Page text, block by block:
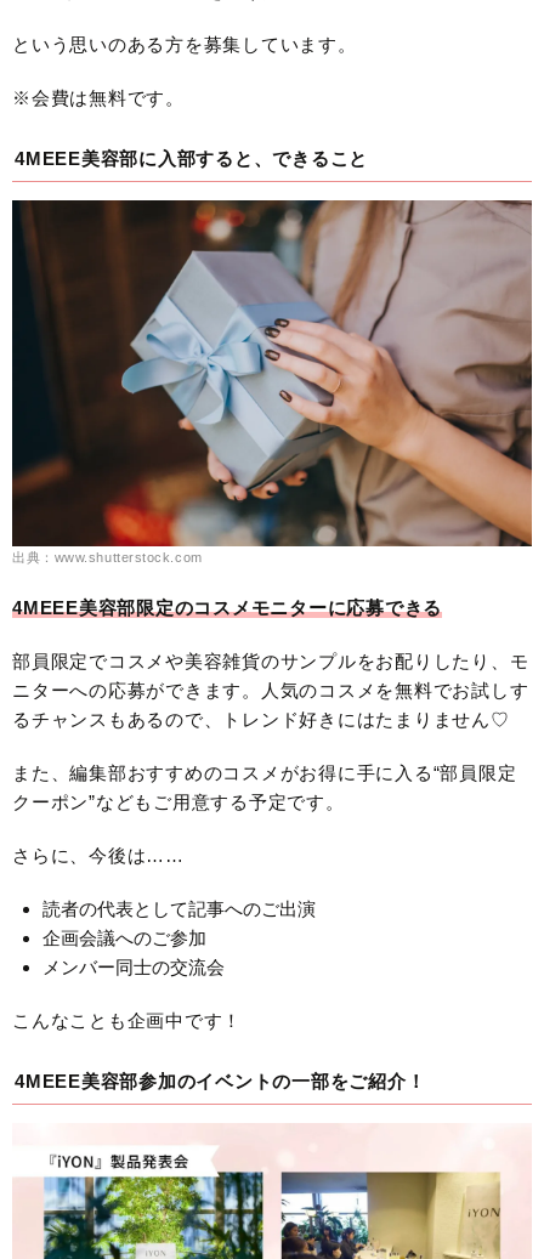
という思いのある方を募集しています。
※会費は無料です。
4MEEE美容部に入部すると、できること
出典：www.shutterstock.com
4MEEE美容部限定のコスメモニターに応募できる
部員限定でコスメや美容雑貨のサンプルをお配りしたり、モ
ニターへの応募ができます。人気のコスメを無料でお試しす
るチャンスもあるので、トレンド好きにはたまりません♡
また、編集部おすすめのコスメがお得に手に入る“部員限定
クーポン”などもご用意する予定です。
さらに、今後は……
読者の代表として記事へのご出演
企画会議へのご参加
メンバー同士の交流会
こんなことも企画中です！
4MEEE美容部参加のイベントの一部をご紹介！